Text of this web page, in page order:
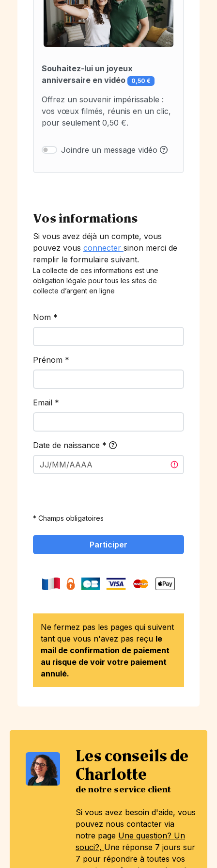
Les conseils de
Charlotte
de notre service client
Si vous avez besoin d'aide, vous
pouvez nous contacter via
notre page Une question? Un
souci?, Une réponse 7 jours sur
7 pour répondre à toutes vos
Souhaitez-lui un joyeux
anniversaire en vidéo
0,50 €
Offrez un souvenir impérissable :
vos vœux filmés, réunis en un clic,
pour seulement 0,50 €.
Joindre un message vidéo
Vos informations
Si vous avez déjà un compte, vous
pouvez vous connecter sinon merci de
remplir le formulaire suivant.
La collecte de ces informations est une
obligation légale pour tous les sites de
collecte d’argent en ligne
Nom *
Prénom *
Email *
Date de naissance *
* Champs obligatoires
Participer
Ne fermez pas les pages qui suivent
tant que vous n'avez pas reçu le
mail de confirmation de paiement
au risque de voir votre paiement
annulé.